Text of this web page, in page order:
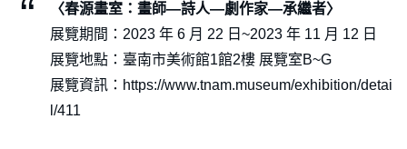
〈春源畫室：畫師—詩人—劇作家—承繼者〉
展覽期間：2023 年 6 月 22 日~2023 年 11 月 12 日
展覽地點：臺南市美術館1館2樓 展覽室B~G
展覽資訊：https://www.tnam.museum/exhibition/detai
l/411